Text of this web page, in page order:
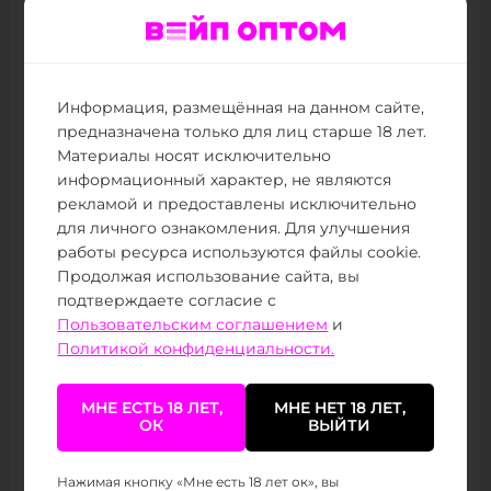
жидкости под привычки самых разных
собой на работу или прогулку, и более емкие
варианты примерно до восьми тысяч затяжек для
тех, кто предпочитает одну надежную одноразку
на долгий период. Такой подход помогает бренду
закрывать разные сценарии использования и
делает серию интересной как для опытных
вейперов, так и для тех, кто только переходит с
классических сигарет.
В ряде актуальных устройств ATTACKER
используется удобный LED-экран, который
оставшийся объем жидкости, поэтому
пользователь заранее понимает, когда девайс
Информация, размещённая на данном сайте,
предназначена только для лиц старше 18 лет.
Материалы носят исключительно
информационный характер, не являются
рекламой и предоставлены исключительно
для личного ознакомления. Для улучшения
работы ресурса используются файлы cookie.
Продолжая использование сайта, вы
подтверждаете согласие с
Пользовательским соглашением и
Политикой конфиденциальности.
МНЕ ЕСТЬ 18 ЛЕТ,
ОК
МНЕ НЕТ 18 ЛЕТ,
ВЫЙТИ
Нажимая кнопку «Мне есть 18 лет ок», вы